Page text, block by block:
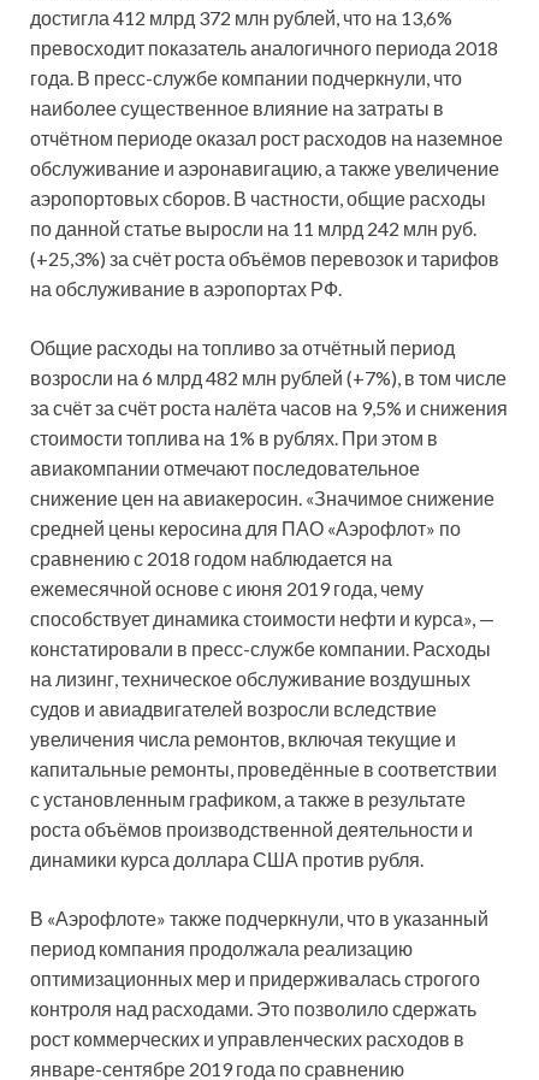
достигла 412 млрд 372 млн рублей, что на 13,6%
превосходит показатель аналогичного периода 2018
года. В пресс-службе компании подчеркнули, что
наиболее существенное влияние на затраты в
отчётном периоде оказал рост расходов на наземное
обслуживание и аэронавигацию, а также увеличение
аэропортовых сборов. В частности, общие расходы
по данной статье выросли на 11 млрд 242 млн руб.
(+25,3%) за счёт роста объёмов перевозок и тарифов
на обслуживание в аэропортах РФ.
Общие расходы на топливо за отчётный период
возросли на 6 млрд 482 млн рублей (+7%), в том числе
за счёт за счёт роста налёта часов на 9,5% и снижения
стоимости топлива на 1% в рублях. При этом в
авиакомпании отмечают последовательное
снижение цен на авиакеросин. «Значимое снижение
средней цены керосина для ПАО «Аэрофлот» по
сравнению с 2018 годом наблюдается на
ежемесячной основе с июня 2019 года, чему
способствует динамика стоимости нефти и курса», —
констатировали в пресс-службе компании. Расходы
на лизинг, техническое обслуживание воздушных
судов и авиадвигателей возросли вследствие
увеличения числа ремонтов, включая текущие и
капитальные ремонты, проведённые в соответствии
с установленным графиком, а также в результате
роста объёмов производственной деятельности и
динамики курса доллара США против рубля.
В «Аэрофлоте» также подчеркнули, что в указанный
период компания продолжала реализацию
оптимизационных мер и придерживалась строгого
контроля над расходами. Это позволило сдержать
рост коммерческих и управленческих расходов в
январе-сентябре 2019 года по сравнению